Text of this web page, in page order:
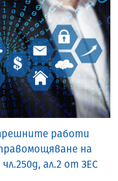
работи
на
ал.2 от ЗЕС